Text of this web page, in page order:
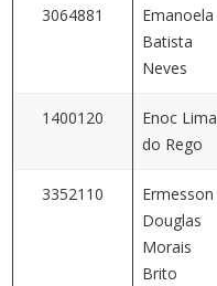
3064881
Emanoela
Batista
Neves
1400120
Enoc Lima
do Rego
3352110
Ermesson
Douglas
Morais
Brito